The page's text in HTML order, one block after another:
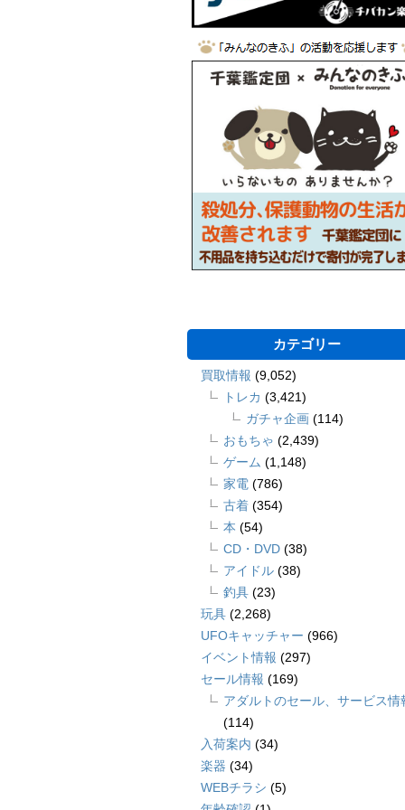
カテゴリー
買取情報 (9,052)
トレカ (3,421)
ガチャ企画 (114)
おもちゃ (2,439)
ゲーム (1,148)
家電 (786)
古着 (354)
本 (54)
CD・DVD (38)
アイドル (38)
釣具 (23)
玩具 (2,268)
UFOキャッチャー (966)
イベント情報 (297)
セール情報 (169)
アダルトのセール、サービス情
(114)
入荷案内 (34)
楽器 (34)
WEBチラシ (5)